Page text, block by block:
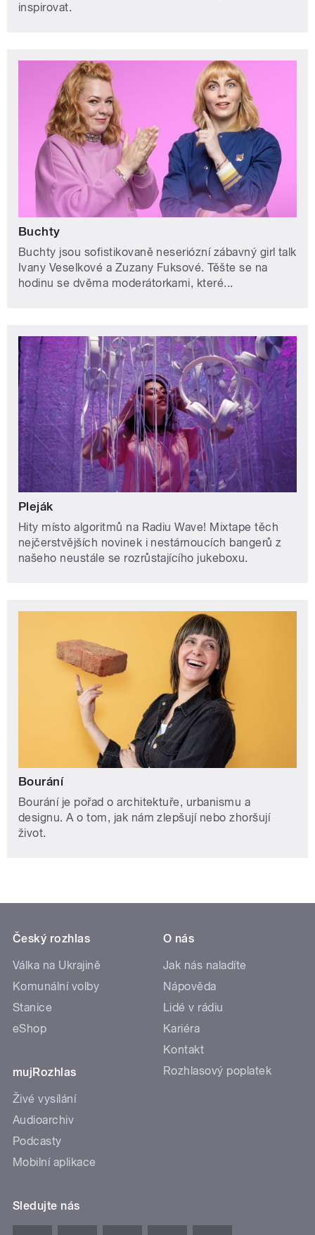
inspirovat.
Buchty
Buchty jsou sofistikovaně neseriózní zábavný girl talk
Ivany Veselkové a Zuzany Fuksové. Těšte se na
hodinu se dvěma moderátorkami, které...
Pleják
Hity místo algoritmů na Radiu Wave! Mixtape těch
nejčerstvějších novinek i nestárnoucích bangerů z
našeho neustále se rozrůstajícího jukeboxu.
Bourání
Bourání je pořad o architektuře, urbanismu a
designu. A o tom, jak nám zlepšují nebo zhoršují
život.
Český rozhlas
Válka na Ukrajině
Komunální volby
Stanice
eShop
mujRozhlas
Živé vysílání
Audioarchiv
Podcasty
Mobilní aplikace
O nás
Jak nás naladíte
Nápověda
Lidé v rádiu
Kariéra
Kontakt
Rozhlasový poplatek
Sledujte nás